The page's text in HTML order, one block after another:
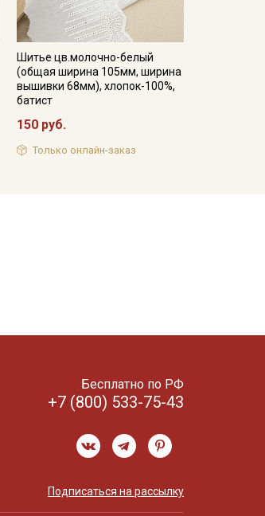
Шитье цв.молочно-белый
(общая ширина 105мм, ширина
вышивки 68мм), хлопок-100%,
батист
150 руб.
Только онлайн-заказ
Бесплатно по РФ
+7 (800) 533-75-43
Подписаться на рассылку